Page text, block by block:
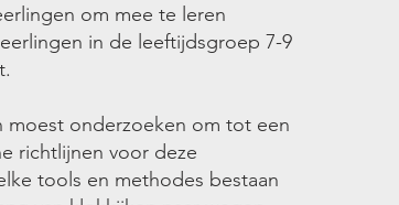
om mee te leren
in de leeftijdsgroep 7-9
moest onderzoeken om tot een
richtlijnen voor deze
tools en methodes bestaan